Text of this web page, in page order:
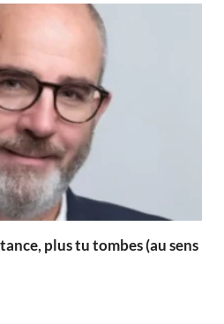
plus tu tombes (au sens